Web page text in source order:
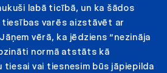
labā ticībā, un ka šādos
tiesības varēs aizstāvēt ar
vērā, ka jēdziens “nezināja
normā atstāts kā
tiesai vai tiesnesim būs jāpiepilda